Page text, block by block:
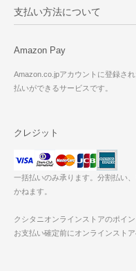
支払い方法について
Amazon Pay
Amazon.co.jpアカウントに登録さ
払いができるサービスです。
クレジット
一括払いのみ承ります。分割払い
かねます。
クシタニオンラインストアのポイ
お支払い確定前にオンラインスト